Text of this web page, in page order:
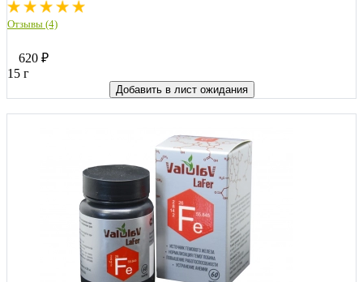
Отзывы (4)
620 ₽
15 г
Добавить в лист ожидания